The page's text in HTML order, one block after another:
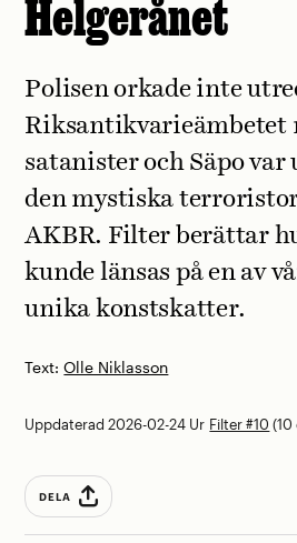
Helgerånet
Text:Olle Niklasson
Polisen orkade inte
Riksantikvarieämbetet
satanister och Säpo var
den mystiska
AKBR. Filter berättar
kunde länsas på en av
unika konstskatter.
Uppdaterad 2026-02-24 Ur Filter #10
DELA